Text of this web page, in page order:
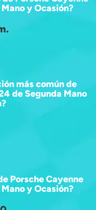
y Ocasión?
más común de
de Segunda Mano
Porsche Cayenne
y Ocasión?